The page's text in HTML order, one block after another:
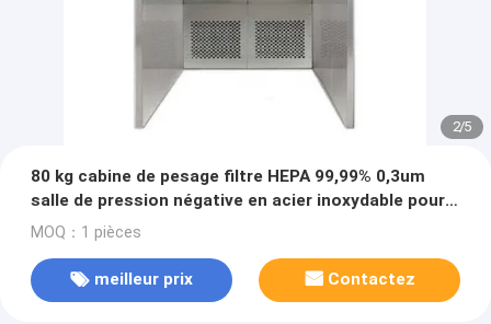
2/5
80 kg cabine de pesage filtre HEPA 99,99% 0,3um
salle de pression négative en acier inoxydable pour
salle blanche
MOQ：1 pièces
meilleur prix Contactez